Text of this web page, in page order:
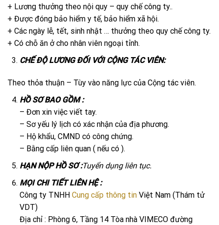
+ Lương thưởng theo nội quy – quy chế công ty..
+ Được đóng bảo hiểm y tế, bảo hiểm xã hội.
+ Các ngày lễ, tết, sinh nhật … thưởng theo quy chế công ty.
+ Có chỗ ăn ở cho nhân viên ngoại tỉnh.
CHẾĐỘ LƯƠNG ĐỐI VỚI CỘNG TÁC VIÊN:
Theo thỏa thuận – Tùy vào năng lực của Cộng tác viên.
HỒ SƠ BAO GỒM :
– Đơn xin việc viết tay.
– Sơ yếu lý lịch có xác nhận của địa phương.
– Hộ khẩu, CMND có công chứng.
– Bằng cấp liên quan ( nếu có ).
HẠN NỘP HỒ SƠ :Tuyển dụng liên tục.
MỌI CHI TIẾT LIÊN HỆ :
Công ty TNHH Cung cấp thông tin Việt Nam (Thám tử
VDT)
Địa chỉ : Phòng 6, Tầng 14 Tòa nhà VIMECO đường